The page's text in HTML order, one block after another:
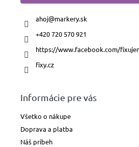
ahoj@markery.sk
+420 720 570 921
https://www.facebook.com/
fixy.cz
Informácie pre vás
Všetko o nákupe
Doprava a platba
Náš príbeh